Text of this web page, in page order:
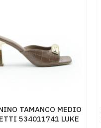
TAMANCO MEDIO
534011741 LUKE